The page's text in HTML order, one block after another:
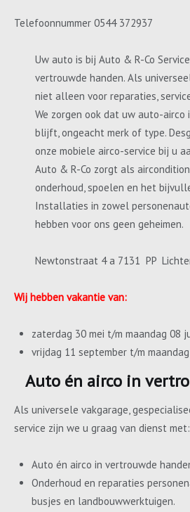
Telefoonnummer 0544 372937
Uw auto is bij Auto & R-Co
vertrouwde handen. Als
niet alleen voor reparaties,
We zorgen ook dat uw auto-airco
blijft, ongeacht merk of type.
onze mobiele airco-service bij u
Auto & R-Co zorgt als
onderhoud, spoelen en het
Installaties in zowel
hebben voor ons geen geheimen.
Newtonstraat 4 a 7131 PP
Wij hebben vakantie van:
zaterdag 30 mei t/m maandag 08
vrijdag 11 september t/m
Auto én airco in
Als universele vakgarage,
service zijn we u graag van dienst met:
Auto én airco in vertrouwde
Onderhoud en reparaties
busjes en landbouwwerktuigen.